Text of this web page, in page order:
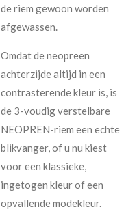
de riem gewoon worden
afgewassen.
Omdat de neopreen
achterzijde altijd in een
contrasterende kleur is, is
de 3-voudig verstelbare
NEOPREN-riem een echte
blikvanger, of u nu kiest
voor een klassieke,
ingetogen kleur of een
opvallende modekleur.